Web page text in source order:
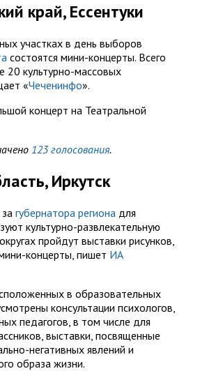
край, Ессентуки
участках в день выборов
состоятся мини-концерты. Всего
20 культурно-массовых
«Чеченинфо».
концерт на Театральной
123 голосования.
Иркутск
губернатора региона для
культурно-развлекательную
пройдут выставки рисунков,
концерты, пишет ИА
в образовательных
консультации психологов,
педагогов, в том числе для
выставки, посвященные
негативных явлений и
образа жизни.